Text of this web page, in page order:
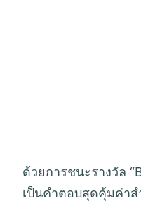
ด้วยการชนะรางวัล
เป็นคำตอบสุดคุ้มค่า